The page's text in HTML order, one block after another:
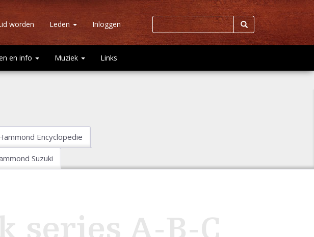
worden Leden Inloggen
en info Muziek Links
Encyclopedie
Suzuki